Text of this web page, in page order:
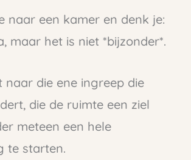
naar een kamer en denk je:
maar het is niet *bijzonder*.
naar die ene ingreep die
die de ruimte een ziel
meteen een hele
te starten.